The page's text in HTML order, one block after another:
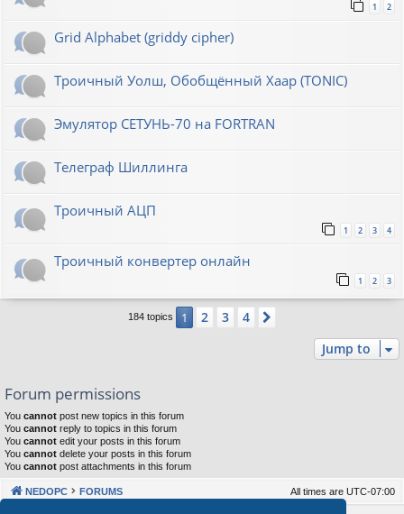
1 2
Grid Alphabet (griddy cipher)
Троичный Уолш, Обобщённый Хаар (TONIC)
Эмулятор СЕТУНЬ-70 на FORTRAN
Телеграф Шиллинга
Троичный АЦП
1 2 3 4
Троичный конвертер онлайн
1 2 3
184 topics 1 2 3 4
Jump to
Forum permissions
You cannot post new topics in this forum
You cannot reply to topics in this forum
You cannot edit your posts in this forum
You cannot delete your posts in this forum
You cannot post attachments in this forum
NEDOPC FORUMS All times are UTC-07:00